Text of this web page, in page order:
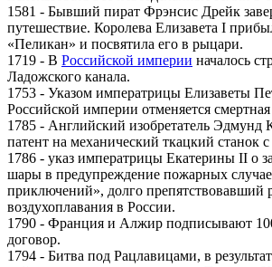
1581 - Бывший пират Фрэнсис Дрейк
путешествие. Королева Елизавета I
«Пеликан» и посвятила его в рыцари.
1719 - В Российской империи началось
Ладожского канала.
1753 - Указом императрицы Елизаветы
Российской империи отменяется смертная
1785 - Английский изобретатель Эдмунд
патент на механический ткацкий
1786 - указ императрицы Екатерины II о
шары в предупреждение пожарных
приключений», долго препятствовавший
воздухоплавания в России.
1790 - Франция и Алжир подписывают
договор.
1794 - Битва под Рацлавицами, в